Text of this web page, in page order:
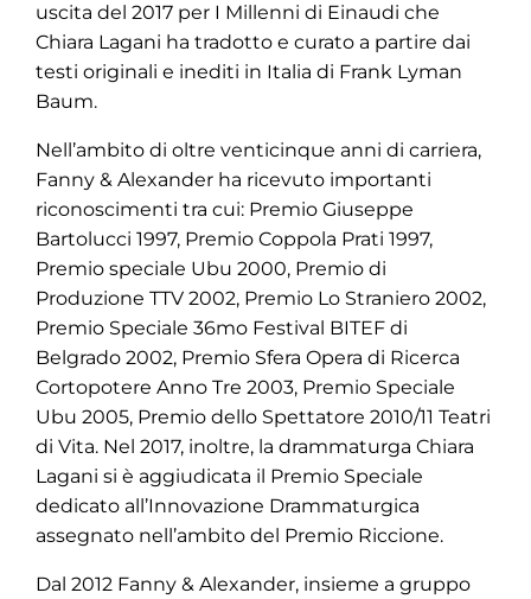
uscita del 2017 per I Millenni di Einaudi che
Chiara Lagani ha tradotto e curato a partire dai
testi originali e inediti in Italia di Frank Lyman
Baum.
Nell’ambito di oltre venticinque anni di carriera,
Fanny & Alexander ha ricevuto importanti
riconoscimenti tra cui: Premio Giuseppe
Bartolucci 1997, Premio Coppola Prati 1997,
Premio speciale Ubu 2000, Premio di
Produzione TTV 2002, Premio Lo Straniero 2002,
Premio Speciale 36mo Festival BITEF di
Belgrado 2002, Premio Sfera Opera di Ricerca
Cortopotere Anno Tre 2003, Premio Speciale
Ubu 2005, Premio dello Spettatore 2010/11 Teatri
di Vita. Nel 2017, inoltre, la drammaturga Chiara
Lagani si è aggiudicata il Premio Speciale
dedicato all’Innovazione Drammaturgica
assegnato nell’ambito del Premio Riccione.
Dal 2012 Fanny & Alexander, insieme a gruppo